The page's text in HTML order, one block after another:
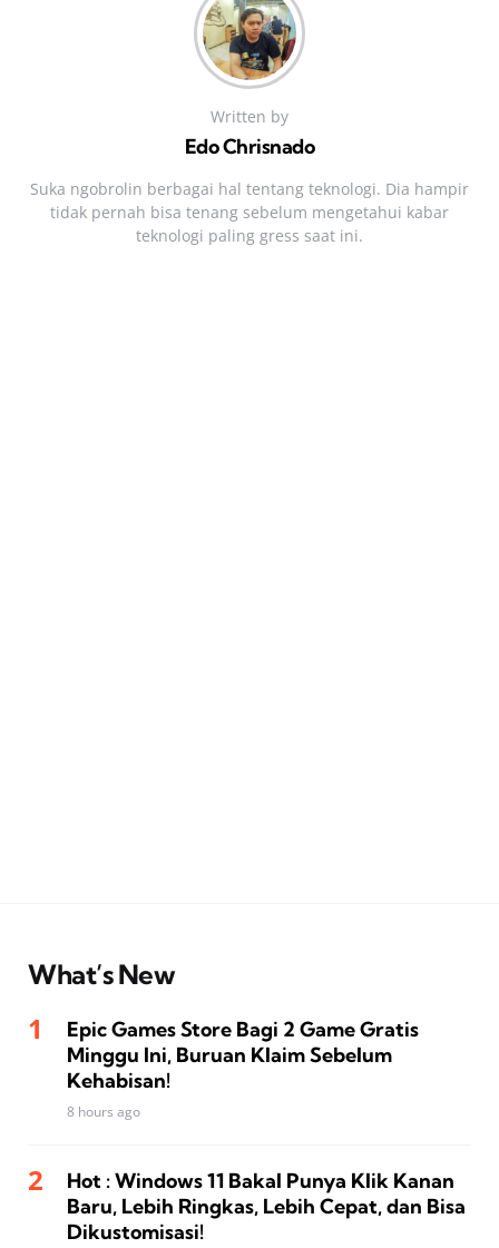
Written by
Edo Chrisnado
Suka ngobrolin berbagai hal tentang teknologi. Dia hampir
tidak pernah bisa tenang sebelum mengetahui kabar
teknologi paling gress saat ini.
What’s New
Epic Games Store Bagi 2 Game Gratis
Minggu Ini, Buruan Klaim Sebelum
Kehabisan!
8 hours ago
Hot : Windows 11 Bakal Punya Klik Kanan
Baru, Lebih Ringkas, Lebih Cepat, dan Bisa
Dikustomisasi!